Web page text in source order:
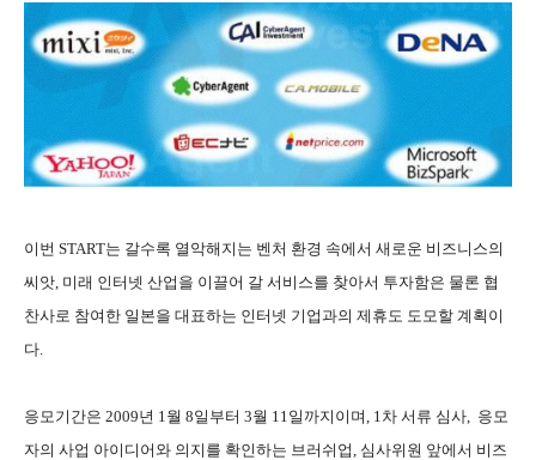
이번 START는 갈수록 열악해지는 벤처 환경 속에서 새로운 비즈니스의
씨앗, 미래 인터넷 산업을 이끌어 갈 서비스를 찾아서 투자함은 물론 협
찬사로 참여한 일본을 대표하는 인터넷 기업과의 제휴도 도모할 계획이
다.
응모기간은 2009년 1월 8일부터 3월 11일까지이며, 1차 서류 심사, 응모
자의 사업 아이디어와 의지를 확인하는 브러쉬업, 심사위원 앞에서 비즈